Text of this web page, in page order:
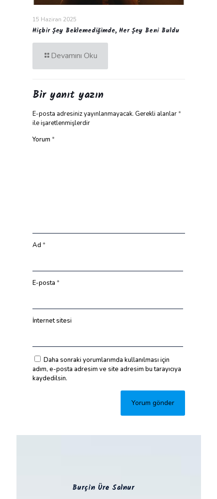
15 Haziran 2025
Hiçbir Şey Beklemediğimde, Her Şey Beni Buldu
Devamını Oku
Bir yanıt yazın
E-posta adresiniz yayınlanmayacak. Gerekli alanlar*
ile işaretlenmişlerdir
Yorum *
Ad *
E-posta *
İnternet sitesi
Daha sonraki yorumlarımda kullanılması için
adım, e-posta adresim ve site adresim bu tarayıcıya
kaydedilsin.
Burçin Üre Salnur